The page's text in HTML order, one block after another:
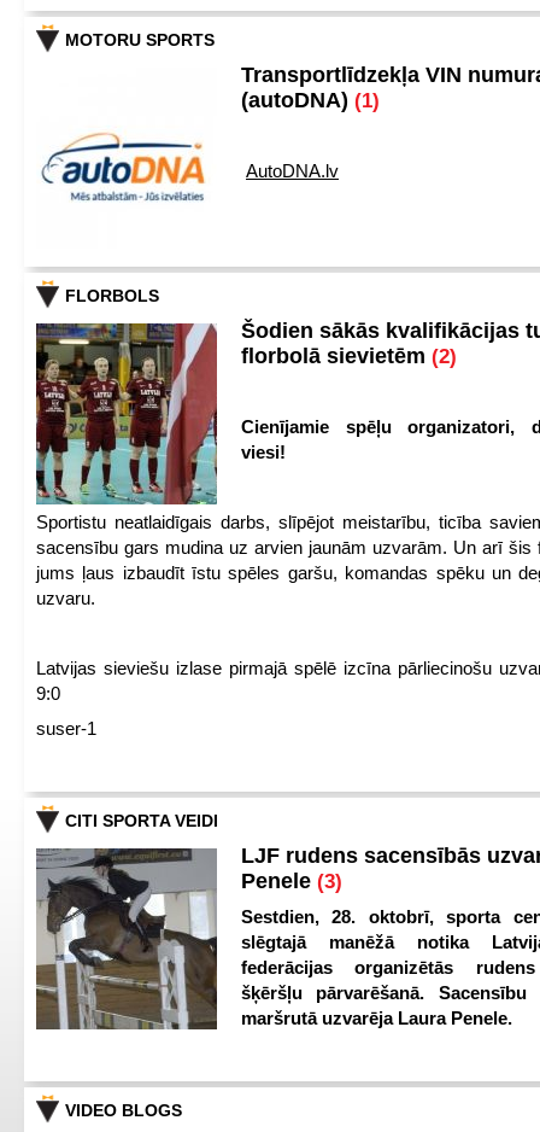
MOTORU SPORTS
Transportlīdzekļa VIN
(autoDNA) (1)
AutoDNA.lv
FLORBOLS
Šodien sākās kvalifikācijas
florbolā sievietēm (2)
Cienījamie spēļu organizatori,
viesi!
Sportistu neatlaidīgais darbs, slīpējot meistarību, ticība
sacensību gars mudina uz arvien jaunām uzvarām. Un arī šis
jums ļaus izbaudīt īstu spēles garšu, komandas spēku un
uzvaru.
Latvijas sieviešu izlase pirmajā spēlē izcīna pārliecinošu
9:0
suser-1
CITI SPORTA VEIDI
LJF rudens sacensībās
Penele (3)
Sestdien, 28. oktobrī, sporta
slēgtajā manēžā notika
federācijas organizētās
šķēršļu pārvarēšanā. Sacensību
maršrutā uzvarēja Laura Penele.
VIDEO BLOGS